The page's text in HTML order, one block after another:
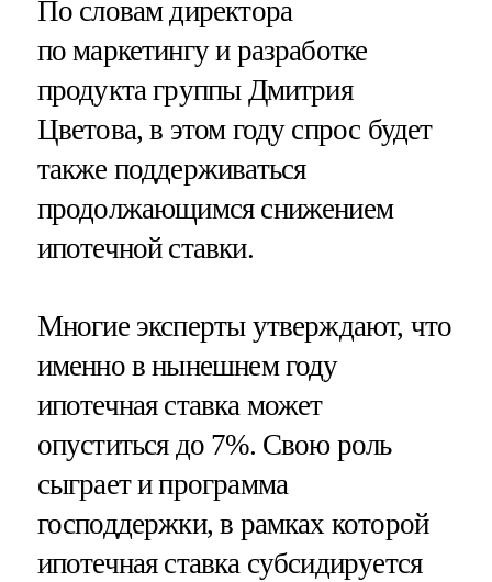
По словам директора
по маркетингу и разработке
продукта группы Дмитрия
Цветова, в этом году спрос будет
также поддерживаться
продолжающимся снижением
ипотечной ставки.
Многие эксперты утверждают, что
именно в нынешнем году
ипотечная ставка может
опуститься до 7%. Свою роль
сыграет и программа
господдержки, в рамках которой
ипотечная ставка субсидируется